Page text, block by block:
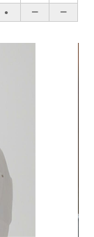
● ー ー